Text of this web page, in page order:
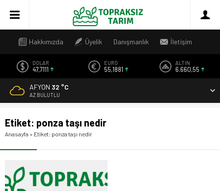
Hakkımızda Üyelik Danışmanlık İletişim
DOLAR
47,7111
EURO
55,1881
ALTIN
6.660,55
AFYON 32 °C
AZ BULUTLU
Etiket: ponza taşı nedir
Anasayfa » Etiket: ponza taşı nedir